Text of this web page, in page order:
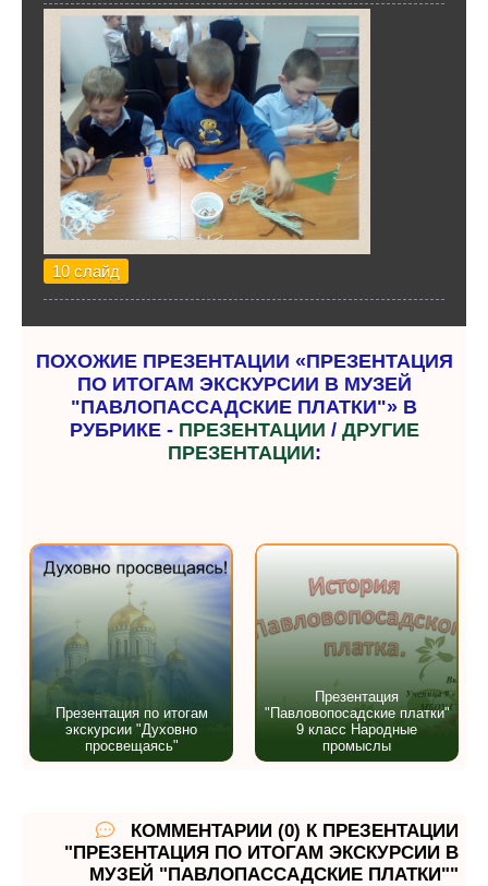
10 слайд
ПОХОЖИЕ ПРЕЗЕНТАЦИИ «ПРЕЗЕНТАЦИЯ
ПО ИТОГАМ ЭКСКУРСИИ В МУЗЕЙ
"ПАВЛОПАССАДСКИЕ ПЛАТКИ"» В
РУБРИКЕ - ПРЕЗЕНТАЦИИ / ДРУГИЕ
ПРЕЗЕНТАЦИИ:
Презентация по итогам
экскурсии "Духовно
просвещаясь"
Презентация
"Павловопосадские платки"
9 класс Народные
промыслы
КОММЕНТАРИИ (0) К ПРЕЗЕНТАЦИИ
"ПРЕЗЕНТАЦИЯ ПО ИТОГАМ ЭКСКУРСИИ В
МУЗЕЙ "ПАВЛОПАССАДСКИЕ ПЛАТКИ""